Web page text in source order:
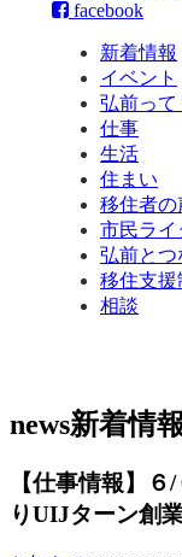
facebook
新着情報
イベント
弘前って
仕事
生活
住まい
移住者の
市民ライ
弘前とつ
移住支援
相談
news新着情
【仕事情報】
りUIJターン創